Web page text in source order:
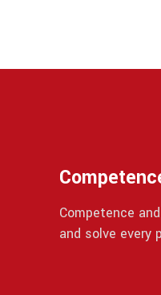
Competence
and solve every